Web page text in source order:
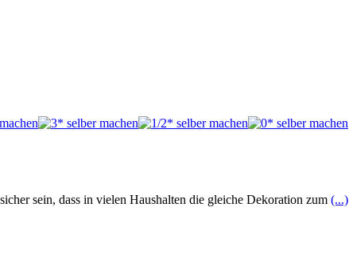
sein, dass in vielen Haushalten die gleiche Dekoration zum (...)